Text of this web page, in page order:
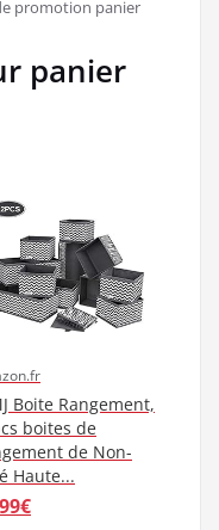
promotion panier
panier
Boite Rangement,
boites de
de Non-
Haute...